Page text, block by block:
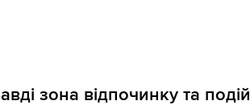
зона відпочинку та подій